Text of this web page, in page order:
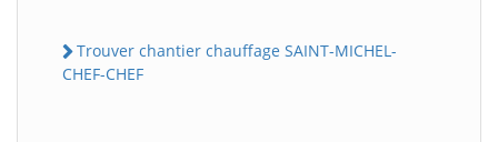
Trouver chantier chauffage SAINT-MICHEL-
CHEF-CHEF